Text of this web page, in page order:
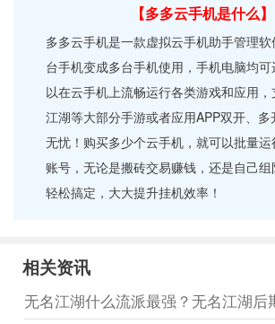
【多多云手机是什么】
多多云手机是一款虚拟云手机助手管理
台手机变成多台手机使用，手机电脑均
以在云手机上流畅运行各类游戏和应用，
江湖等大部分手游或者应用APP双开、
无忧！购买多少个云手机，就可以批量
账号，无论是搬砖交易赚钱，还是自己
轻松搞定，大大提升挂机效率！
相关资讯